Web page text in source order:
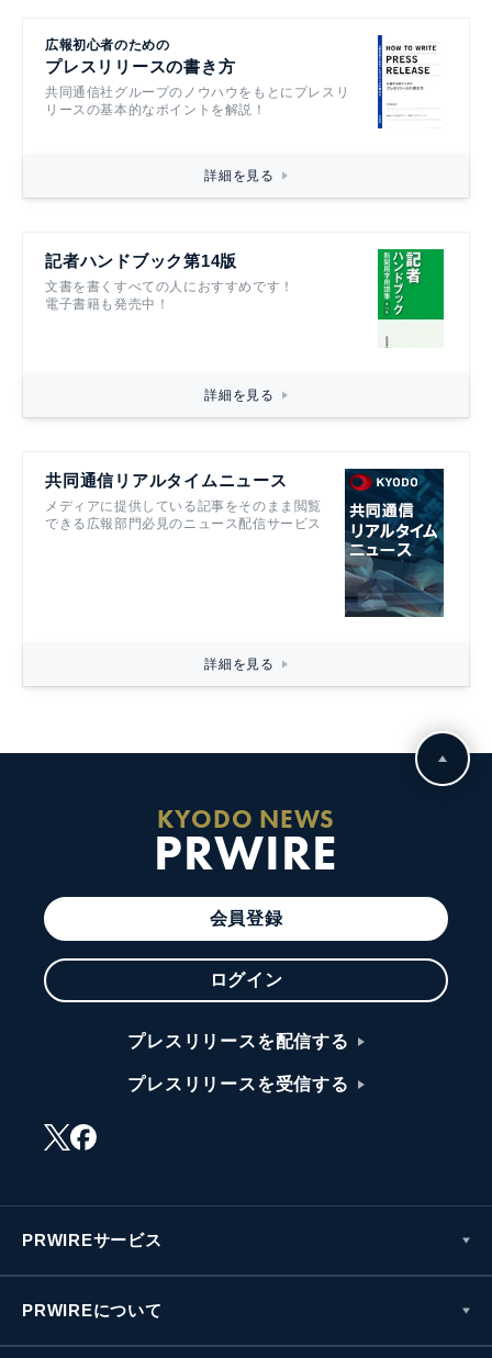
広報初心者のための
プレスリリースの書き方
共同通信社グループのノウハウをもとにプレスリ
リースの基本的なポイントを解説！
詳細を見る
記者ハンドブック第14版
文書を書くすべての人におすすめです！
電子書籍も発売中！
詳細を見る
共同通信リアルタイムニュース
メディアに提供している記事をそのまま閲覧
できる広報部門必見のニュース配信サービス
詳細を見る
KYODO NEWS
PRWIRE
会員登録
ログイン
プレスリリースを配信する
プレスリリースを受信する
PRWIREサービス
PRWIREについて